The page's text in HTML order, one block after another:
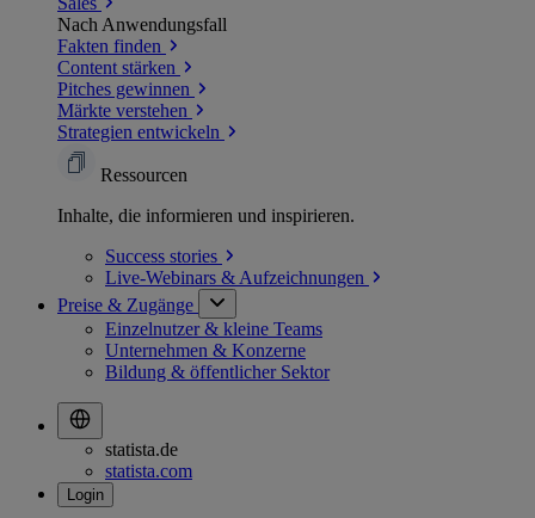
Nach Anwendungsfall
Fakten finden
Content stärken
Pitches gewinnen
Märkte verstehen
Strategien entwickeln
Ressourcen
Inhalte, die informieren und inspirieren.
Success stories
Live-Webinars & Aufzeichnungen
Preise & Zugänge
Einzelnutzer & kleine Teams
Unternehmen & Konzerne
Bildung & öffentlicher Sektor
statista.de
statista.com